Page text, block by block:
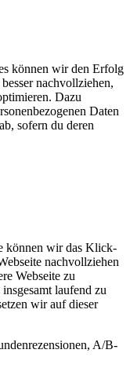
können wir den Erfolg
nachvollziehen,
Dazu
Daten
sofern du deren
können wir das Klick-
nachvollziehen
Webseite zu
laufend zu
wir auf dieser
A/B-